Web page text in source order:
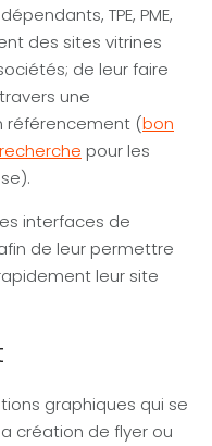
TPE, PME,
des sites vitrines
de leur faire
une
référencement (bon
pour les
interfaces de
de leur permettre
leur site
graphiques qui se
création de flyer ou